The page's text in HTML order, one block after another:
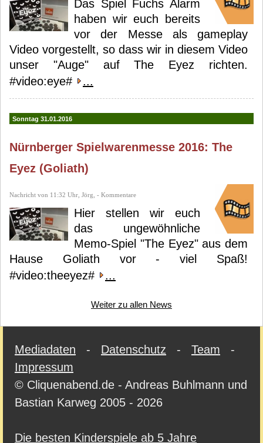
Das Spiel Fuchs Alarm
haben wir euch bereits
vor der Messe als gameplay
Video vorgestellt, so dass wir in diesem Video
unser "Auge" auf The Eyez richten.
#video:eye#
...
Sonntag 31.01.2016
Nürnberger Spielwarenmesse 2016: The
Eyez (Goliath)
Nachricht von 11:32 Uhr, Jörg, - Kommentare
Hier stellen wir euch
das ungewöhnliche
Memo-Spiel "The Eyez" aus dem
Hause Goliath vor - viel Spaß!
#video:theeyez#
...
Weiter zu allen News
Mediadaten - Datenschutz - Team -
Impressum
© Cliquenabend.de - Andreas Buhlmann und
Bastian Karweg 2005 - 2026
Die besten Kinderspiele ab 5 Jahre